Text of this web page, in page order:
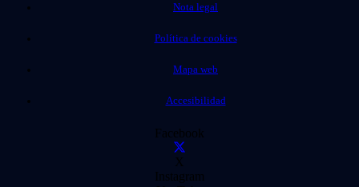
Nota legal
Política de cookies
Mapa web
Accesibilidad
Facebook
X
Instagram